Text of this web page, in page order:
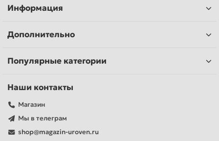
Информация
Дополнительно
Популярные категории
Наши контакты
Магазин
Мы в телеграм
shop@magazin-uroven.ru